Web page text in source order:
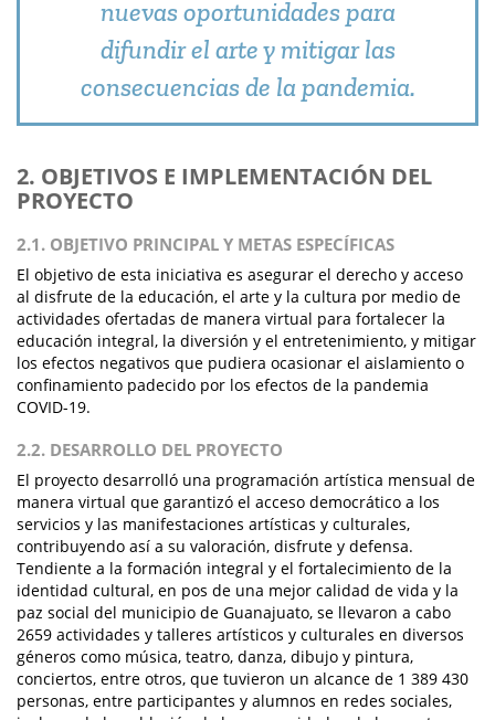
nuevas oportunidades para
difundir el arte y mitigar las
consecuencias de la pandemia.
2. OBJETIVOS E IMPLEMENTACIÓN DEL
PROYECTO
2.1. OBJETIVO PRINCIPAL Y METAS ESPECÍFICAS
El objetivo de esta iniciativa es asegurar el derecho y acceso
al disfrute de la educación, el arte y la cultura por medio de
actividades ofertadas de manera virtual para fortalecer la
educación integral, la diversión y el entretenimiento, y mitigar
los efectos negativos que pudiera ocasionar el aislamiento o
confinamiento padecido por los efectos de la pandemia
COVID-19.
2.2. DESARROLLO DEL PROYECTO
El proyecto desarrolló una programación artística mensual de
manera virtual que garantizó el acceso democrático a los
servicios y las manifestaciones artísticas y culturales,
contribuyendo así a su valoración, disfrute y defensa.
Tendiente a la formación integral y el fortalecimiento de la
identidad cultural, en pos de una mejor calidad de vida y la
paz social del municipio de Guanajuato, se llevaron a cabo
2659 actividades y talleres artísticos y culturales en diversos
géneros como música, teatro, danza, dibujo y pintura,
conciertos, entre otros, que tuvieron un alcance de 1 389 430
personas, entre participantes y alumnos en redes sociales,